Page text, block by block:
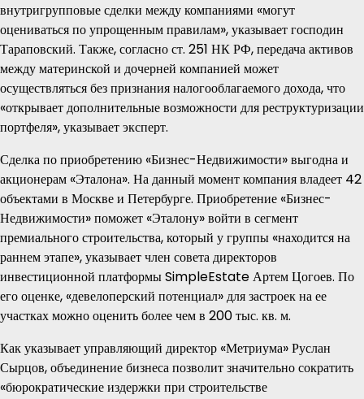
внутригрупповые сделки между компаниями «могут
оцениваться по упрощенным правилам», указывает господин
Тараповский. Также, согласно ст. 251 НК РФ, передача активов
между материнской и дочерней компанией может
осуществляться без признания налогооблагаемого дохода, что
«открывает дополнительные возможности для реструктуризации
портфеля», указывает эксперт.
Сделка по приобретению «Бизнес-Недвижимости» выгодна и
акционерам «Эталона». На данный момент компания владеет 42
объектами в Москве и Петербурге. Приобретение «Бизнес-
Недвижимости» поможет «Эталону» войти в сегмент
премиального строительства, который у группы «находится на
раннем этапе», указывает член совета директоров
инвестиционной платформы SimpleEstate Артем Цогоев. По
его оценке, «девелоперский потенциал» для застроек на ее
участках можно оценить более чем в 200 тыс. кв. м.
Как указывает управляющий директор «Метриума» Руслан
Сырцов, объединение бизнеса позволит значительно сократить
«бюрократические издержки при строительстве